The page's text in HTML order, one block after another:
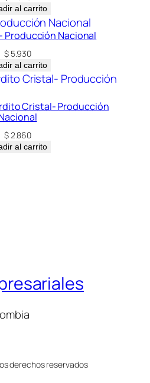
al carrito
Producción Nacional
$5.930
al carrito
Cristal- Producción
$2.860
al carrito
derechos reservados